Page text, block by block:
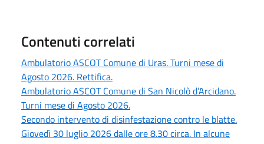
Contenuti correlati
Ambulatorio ASCOT Comune di Uras. Turni mese di
Agosto 2026. Rettifica.
Ambulatorio ASCOT Comune di San Nicolò d’Arcidano.
Turni mese di Agosto 2026.
Secondo intervento di disinfestazione contro le blatte.
Giovedì 30 luglio 2026 dalle ore 8.30 circa. In alcune